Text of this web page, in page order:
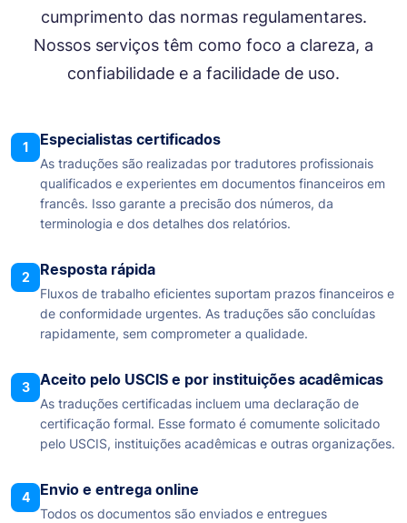
cumprimento das normas regulamentares.
Nossos serviços têm como foco a clareza, a
confiabilidade e a facilidade de uso.
1 Especialistas certificados
As traduções são realizadas por tradutores profissionais
qualificados e experientes em documentos financeiros em
francês. Isso garante a precisão dos números, da
terminologia e dos detalhes dos relatórios.
2 Resposta rápida
Fluxos de trabalho eficientes suportam prazos financeiros e
de conformidade urgentes. As traduções são concluídas
rapidamente, sem comprometer a qualidade.
3 Aceito pelo USCIS e por instituições acadêmicas
As traduções certificadas incluem uma declaração de
certificação formal. Esse formato é comumente solicitado
pelo USCIS, instituições acadêmicas e outras organizações.
4 Envio e entrega online
Todos os documentos são enviados e entregues